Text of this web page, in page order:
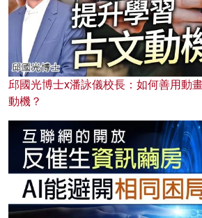
邱國光博士x潘詠儀校長：如何善用動
動機？